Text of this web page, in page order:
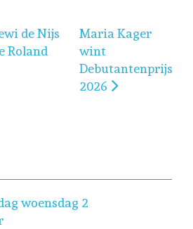
Dewi de Nijs Bik wint
de Nijs
Roland
Volgende artikel:
Maria Kager
wint
Debutantenprijs
2026
woensdag 2